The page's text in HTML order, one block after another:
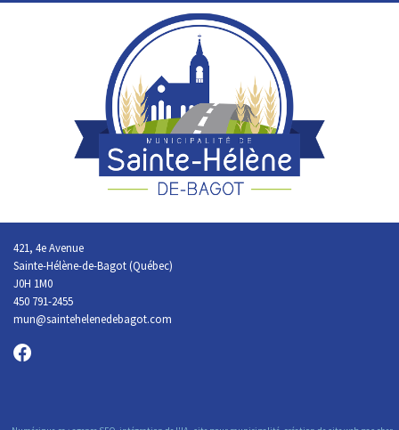
421, 4e Avenue
Sainte-Hélène-de-Bagot (Québec)
J0H 1M0
450 791-2455
mun@saintehelenedebagot.com